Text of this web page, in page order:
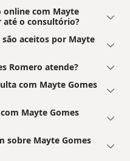
online com Mayte
até o consultório?
aceitos por Mayte
Romero atende?
com Mayte Gomes
Mayte Gomes
sobre Mayte Gomes